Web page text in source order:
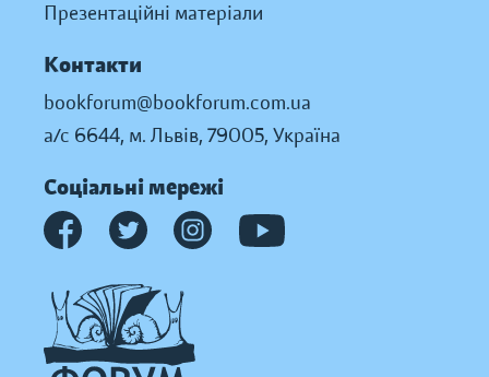
Презентаційні матеріали
Контакти
bookforum@bookforum.com.ua
а/с 6644, м. Львів, 79005, Україна
Соціальні мережі